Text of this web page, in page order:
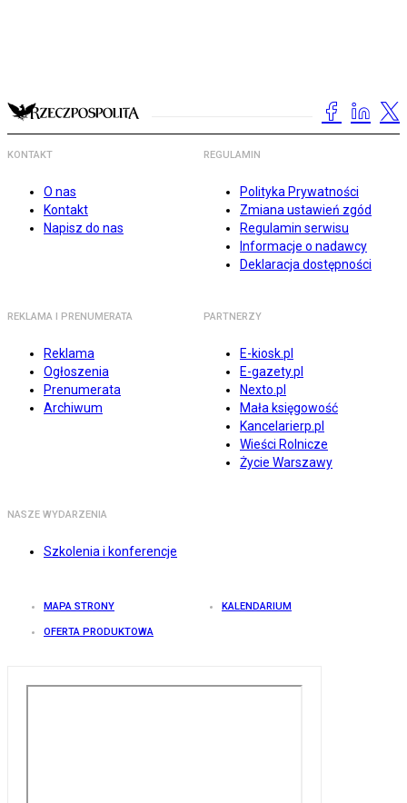
KONTAKT
O nas
Kontakt
Napisz do nas
REGULAMIN
Polityka Prywatności
Zmiana ustawień zgód
Regulamin serwisu
Informacje o nadawcy
Deklaracja dostępności
REKLAMA I PRENUMERATA
Reklama
Ogłoszenia
Prenumerata
Archiwum
PARTNERZY
E-kiosk.pl
E-gazety.pl
Nexto.pl
Mała księgowość
Kancelarierp.pl
Wieści Rolnicze
Życie Warszawy
NASZE WYDARZENIA
Szkolenia i konferencje
MAPA STRONY KALENDARIUM
OFERTA PRODUKTOWA